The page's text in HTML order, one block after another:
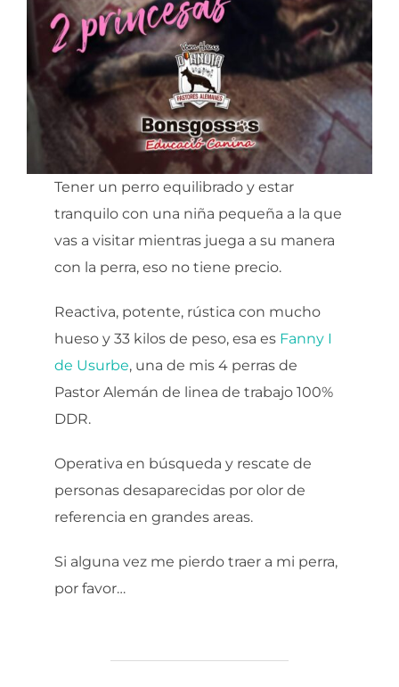
Tener un perro equilibrado y estar
tranquilo con una niña pequeña a la que
vas a visitar mientras juega a su manera
con la perra, eso no tiene precio.
Reactiva, potente, rústica con mucho
hueso y 33 kilos de peso, esa es Fanny I
de Usurbe, una de mis 4 perras de
Pastor Alemán de linea de trabajo 100%
DDR.
Operativa en búsqueda y rescate de
personas desaparecidas por olor de
referencia en grandes areas.
Si alguna vez me pierdo traer a mi perra,
por favor…